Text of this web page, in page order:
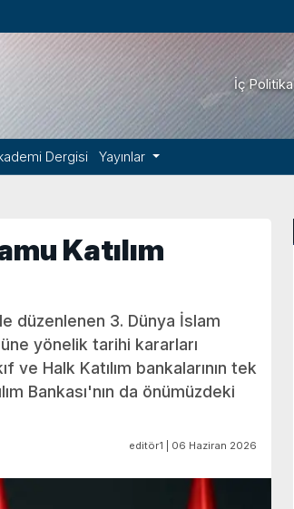
İç Politika
Dergisi Yayınlar
Katılım
düzenlenen 3. Dünya İslam
yönelik tarihi kararları
ve Halk Katılım bankalarının tek
Bankası'nın da önümüzdeki
editör1 | 06 Haziran 2026